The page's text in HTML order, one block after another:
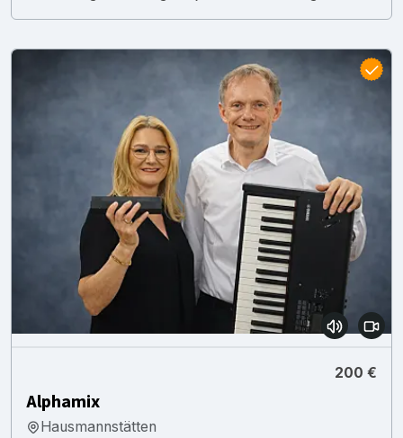
200 €
Alphamix
Hausmannstätten